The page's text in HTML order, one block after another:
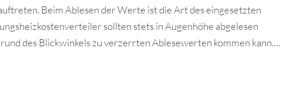
Beim Ablesen der Werte ist die Art des eingesetzten
sollten stets in Augenhöhe abgelesen
des Blickwinkels zu verzerrten Ablesewerten kommen kann.…